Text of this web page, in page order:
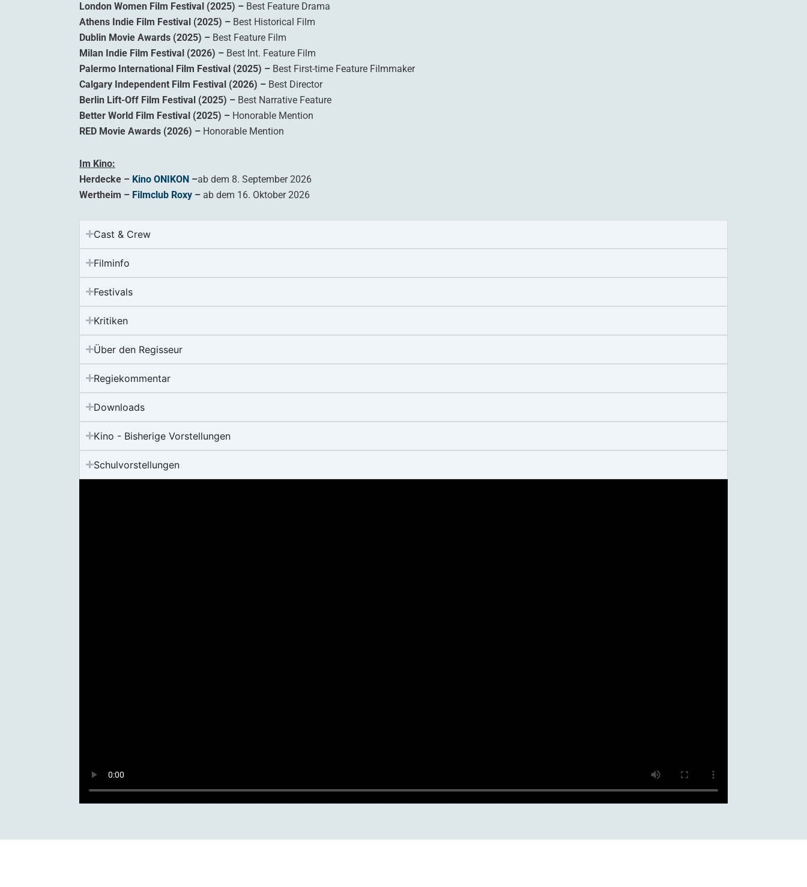
London Women Film Festival (2025) – Best Feature Drama
Athens Indie Film Festival (2025) – Best Historical Film
Dublin Movie Awards (2025) – Best Feature Film
Milan Indie Film Festival (2026) – Best Int. Feature Film
Palermo International Film Festival (2025) – Best First-time Feature Filmmaker
Calgary Independent Film Festival (2026) – Best Director
Berlin Lift-Off Film Festival (2025) – Best Narrative Feature
Better World Film Festival (2025) – Honorable Mention
RED Movie Awards (2026) – Honorable Mention
Im Kino:
Herdecke – Kino ONIKON –ab dem 8. September 2026
Wertheim – Filmclub Roxy – ab dem 16. Oktober 2026
Cast & Crew
Filminfo
Festivals
Kritiken
Über den Regisseur
Regiekommentar
Downloads
Kino - Bisherige Vorstellungen
Schulvorstellungen